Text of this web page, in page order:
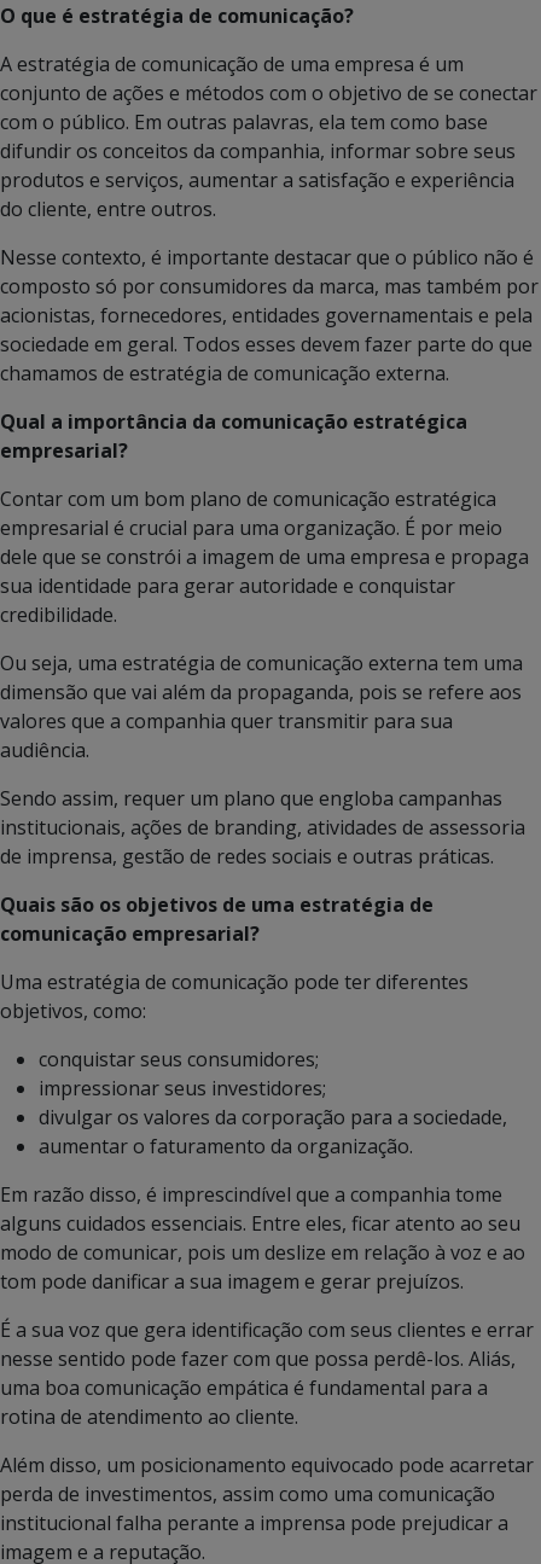
O que é estratégia de comunicação?
A estratégia de comunicação de uma empresa é um
conjunto de ações e métodos com o objetivo de se conectar
com o público. Em outras palavras, ela tem como base
difundir os conceitos da companhia, informar sobre seus
produtos e serviços, aumentar a satisfação e experiência
do cliente, entre outros.
Nesse contexto, é importante destacar que o público não é
composto só por consumidores da marca, mas também por
acionistas, fornecedores, entidades governamentais e pela
sociedade em geral. Todos esses devem fazer parte do que
chamamos de estratégia de comunicação externa.
Qual a importância da comunicação estratégica
empresarial?
Contar com um bom plano de comunicação estratégica
empresarial é crucial para uma organização. É por meio
dele que se constrói a imagem de uma empresa e propaga
sua identidade para gerar autoridade e conquistar
credibilidade.
Ou seja, uma estratégia de comunicação externa tem uma
dimensão que vai além da propaganda, pois se refere aos
valores que a companhia quer transmitir para sua
audiência.
Sendo assim, requer um plano que engloba campanhas
institucionais, ações de branding, atividades de assessoria
de imprensa, gestão de redes sociais e outras práticas.
Quais são os objetivos de uma estratégia de
comunicação empresarial?
Uma estratégia de comunicação pode ter diferentes
objetivos, como:
conquistar seus consumidores;
impressionar seus investidores;
divulgar os valores da corporação para a sociedade,
aumentar o faturamento da organização.
Em razão disso, é imprescindível que a companhia tome
alguns cuidados essenciais. Entre eles, ficar atento ao seu
modo de comunicar, pois um deslize em relação à voz e ao
tom pode danificar a sua imagem e gerar prejuízos.
É a sua voz que gera identificação com seus clientes e errar
nesse sentido pode fazer com que possa perdê-los. Aliás,
uma boa comunicação empática é fundamental para a
rotina de atendimento ao cliente.
Além disso, um posicionamento equivocado pode acarretar
perda de investimentos, assim como uma comunicação
institucional falha perante a imprensa pode prejudicar a
imagem e a reputação.